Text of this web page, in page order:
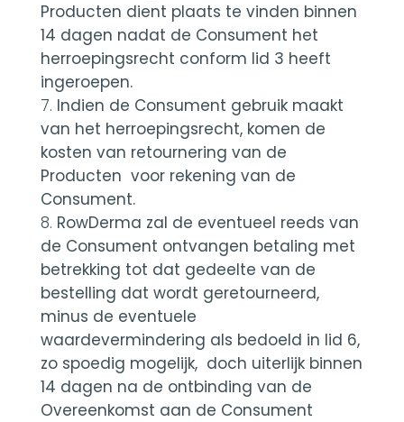
Producten dient plaats te vinden binnen
14 dagen nadat de Consument het
herroepingsrecht conform lid 3 heeft
ingeroepen.
Indien de Consument gebruik maakt
van het herroepingsrecht, komen de
kosten van retournering van de
Producten voor rekening van de
Consument.
RowDerma zal de eventueel reeds van
de Consument ontvangen betaling met
betrekking tot dat gedeelte van de
bestelling dat wordt geretourneerd,
minus de eventuele
waardevermindering als bedoeld in lid 6,
zo spoedig mogelijk, doch uiterlijk binnen
14 dagen na de ontbinding van de
Overeenkomst aan de Consument